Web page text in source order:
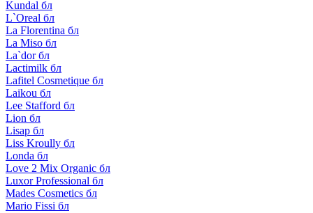
Kundal бл
L`Oreal бл
La Florentina бл
La Miso бл
La`dor бл
Lactimilk бл
Lafitel Cosmetique бл
Laikou бл
Lee Stafford бл
Lion бл
Lisap бл
Liss Kroully бл
Londa бл
Love 2 Mix Organic бл
Luxor Professional бл
Mades Cosmetics бл
Mario Fissi бл